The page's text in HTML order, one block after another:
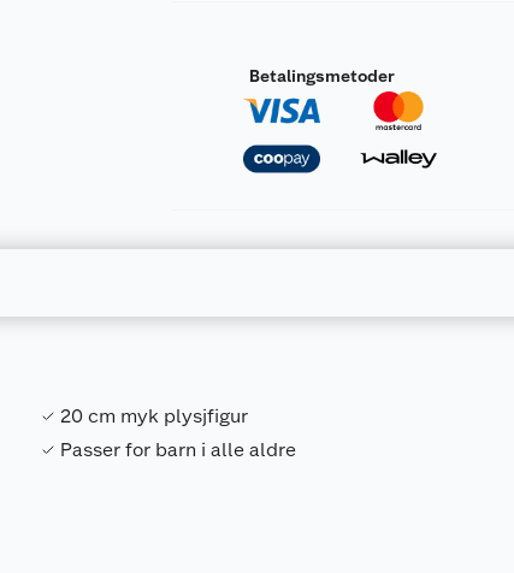
Betalingsmetoder
20 cm myk plysjfigur
Passer for barn i alle aldre